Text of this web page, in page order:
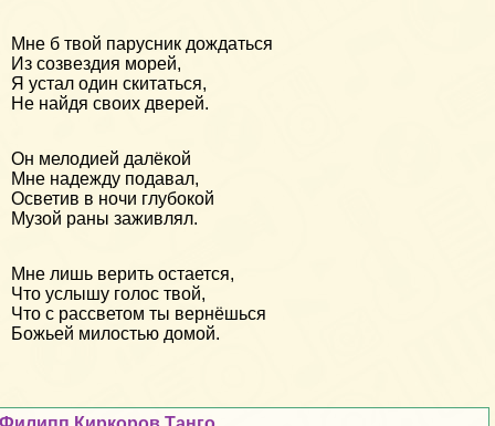
Мне б твой парусник дождаться
Из созвездия морей,
Я устал один скитаться,
Не найдя своих дверей.
Он мелодией далёкой
Мне надежду подавал,
Осветив в ночи глубокой
Музой раны заживлял.
Мне лишь верить остается,
Что услышу голос твой,
Что с рассветом ты вернёшься
Божьей милостью домой.